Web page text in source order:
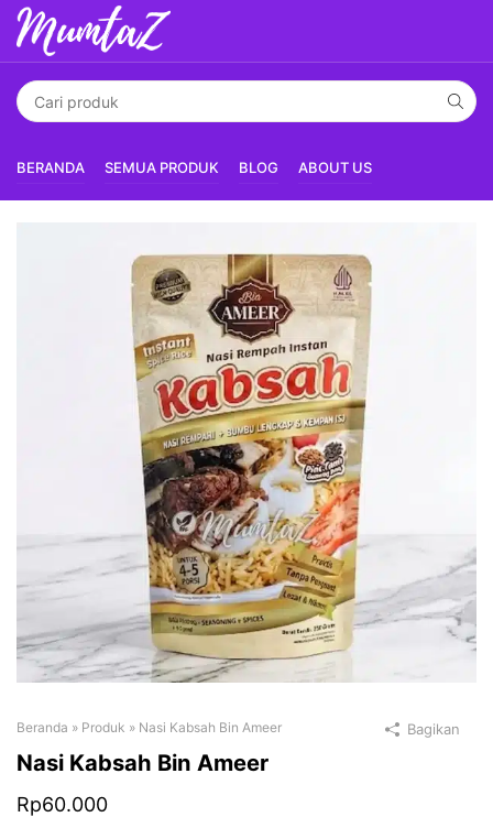
BERANDA SEMUA PRODUK BLOG ABOUT US
Beranda » Produk » Nasi Kabsah Bin Ameer
Nasi Kabsah Bin Ameer
Rp60.000
Bagikan